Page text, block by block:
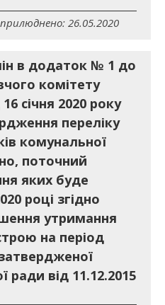
26.05.2020
в додаток № 1 до
комітету
січня 2020 року
переліку
комунальної
поточний
яких буде
році згідно
утримання
на період
ради від 11.12.2015